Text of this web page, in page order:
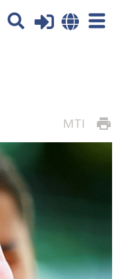
print
MTI